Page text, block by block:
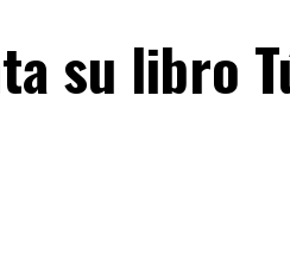
su libro